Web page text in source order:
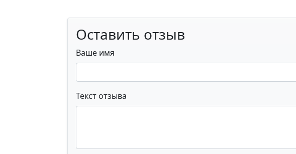
Оставить отзыв
Ваше имя
Текст отзыва